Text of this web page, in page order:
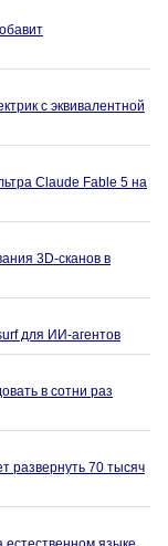
с эквивалентной
Claude Fable 5 на
3D-сканов в
для ИИ-агентов
в сотни раз
развернуть 70 тысяч